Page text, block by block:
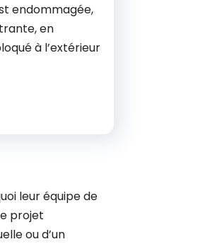
endommagée,
en
à l’extérieur
leur équipe de
projet
ou d’un